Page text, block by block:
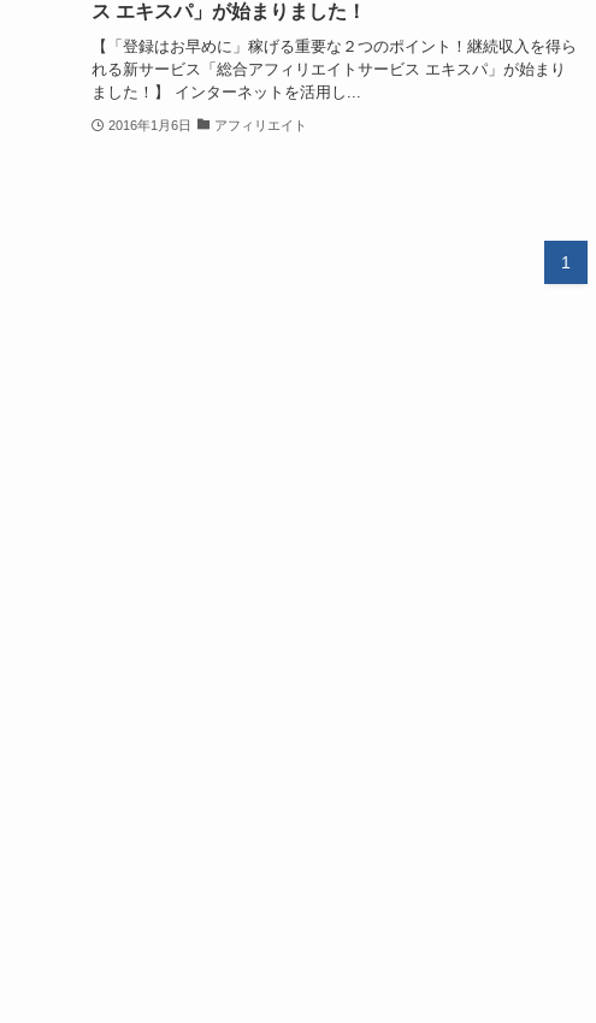
ス エキスパ」が始まりました！
【「登録はお早めに」稼げる重要な２つのポイント！継続収入を得ら
れる新サービス「総合アフィリエイトサービス エキスパ」が始まり
ました！】 インターネットを活用し...
2016年1月6日 アフィリエイト
1